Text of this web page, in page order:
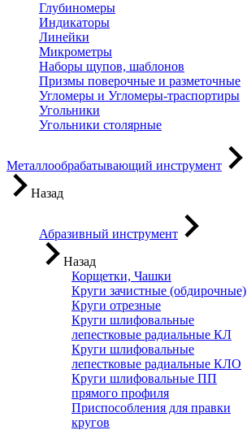
Глубиномеры
Индикаторы
Линейки
Микрометры
Наборы щупов, шаблонов
Призмы поверочные и разметочные
Угломеры и Угломеры-траспортиры
Угольники
Угольники столярные
Металлообрабатывающий инструмент
Назад
Абразивный инструмент
Назад
Корщетки, Чашки
Круги зачистные (обдирочные)
Круги отрезные
Круги шлифовальные
лепестковые радиальные КЛ
Круги шлифовальные
лепестковые радиальные КЛО
Круги шлифовальные ПП
прямого профиля
Приспособления для правки
кругов